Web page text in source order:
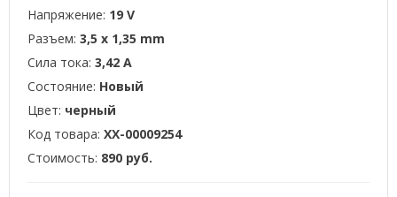
Напряжение: 19 V
Разъем: 3,5 x 1,35 mm
Сила тока: 3,42 А
Состояние: Новый
Цвет: черный
Код товара: XX-00009254
Стоимость: 890 руб.